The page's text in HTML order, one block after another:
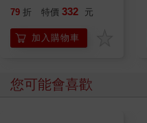
79 折 特價 332 元
加入購物車
您可能會喜歡